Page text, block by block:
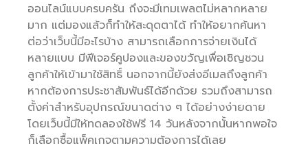
ออนไลน์แบบครบครัน ถึงจะมีเทมเพลตไม่หลากหลาย
มาก แต่มองแล้วก็ทำให้สะดุดตาได้ ทำให้อยากค้นหา
ต่อว่าเว็บนี้มีอะไรบ้าง สามารถเลือกการจ่ายเงินได้
หลายแบบ มีฟีเจอร์คูปองและของขวัญเพื่อเชิญชวน
ลูกค้าให้เข้ามาใช้สิทธิ์ นอกจากนี้ยังส่งอีเมลถึงลูกค้า
หากต้องการประชาสัมพันธ์ได้อีกด้วย รวมถึงสามารถ
ตั้งค่าสำหรับอุปกรณ์ขนาดต่าง ๆ ได้อย่างง่ายดาย
โดยเว็บนี้มีให้ทดลองใช้ฟรี 14 วันหลังจากนั้นหากพอใจ
ก็เลือกซื้อแพ็คเกจตามความต้องการได้เลย